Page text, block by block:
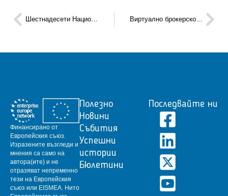
Виртуално брокерско събитие „Klimahouse business match 2021“
Финансирано от
Европейския съюз.
Изразените възгледи и
мнения са само на
автора(ите) и не
отразяват непременно
тези на Европейския
съюз или EISMEA. Нито
Полезно
Новини
Събития
Успешни
истории
Бюлетини
Последвайте ни